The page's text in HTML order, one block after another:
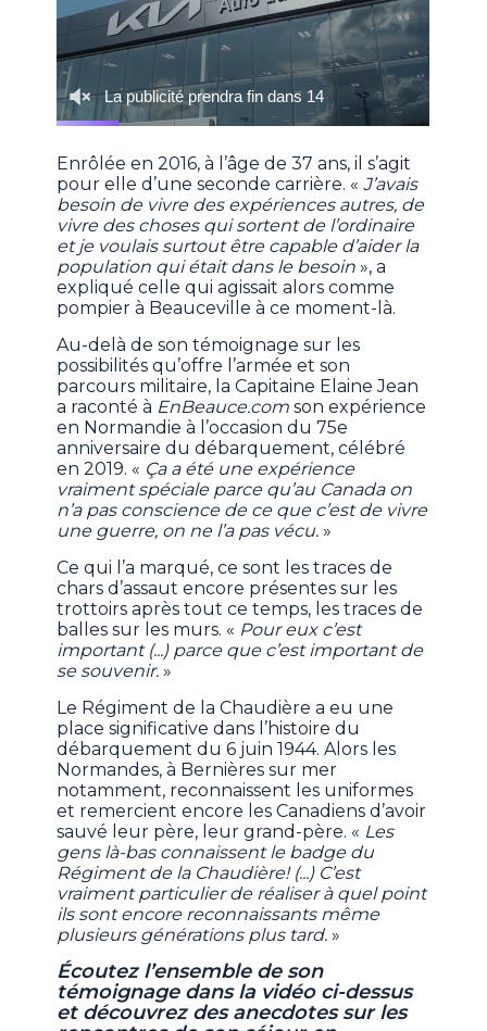
Enrôlée en 2016, à l’âge de 37 ans, il s’agit
pour elle d’une seconde carrière. «J’avais
besoin de vivre des expériences autres, de
vivre des choses qui sortent de l’ordinaire
et je voulais surtout être capable d’aider la
population qui était dans le besoin», a
expliqué celle qui agissait alors comme
pompier à Beauceville à ce moment-là.
Au-delà de son témoignage sur les
possibilités qu’offre l’armée et son
parcours militaire, la Capitaine Elaine Jean
a raconté à EnBeauce.comson expérience
en Normandie à l’occasion du 75e
anniversaire du débarquement, célébré
en 2019. « Ça a été une expérience
vraiment spéciale parce qu’au Canada on
n’a pas conscience de ce que c’est de vivre
une guerre, on ne l’a pas vécu. »
Ce qui l’a marqué, ce sont les traces de
chars d’assaut encore présentes sur les
trottoirs après tout ce temps, les traces de
balles sur les murs. « Pour eux c’est
important (...) parce que c’est important de
se souvenir. »
Le Régiment de la Chaudière a eu une
place significative dans l’histoire du
débarquement du 6 juin 1944. Alors les
Normandes, à Bernières sur mer
notamment, reconnaissent les uniformes
et remercient encore les Canadiens d’avoir
sauvé leur père, leur grand-père. « Les
gens là-bas connaissent le badge du
Régiment de la Chaudière! (...) C’est
vraiment particulier de réaliser à quel point
ils sont encore reconnaissants même
plusieurs générations plus tard. »
Écoutez l’ensemble de son
témoignage dans la vidéo ci-dessus
et découvrez des anecdotes sur les